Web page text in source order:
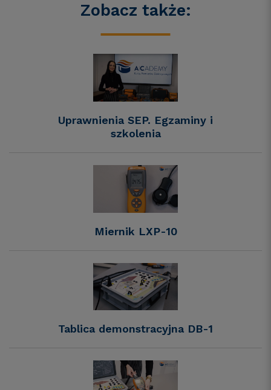
Zobacz także:
Uprawnienia SEP. Egzaminy i
szkolenia
Miernik LXP-10
Tablica demonstracyjna DB-1